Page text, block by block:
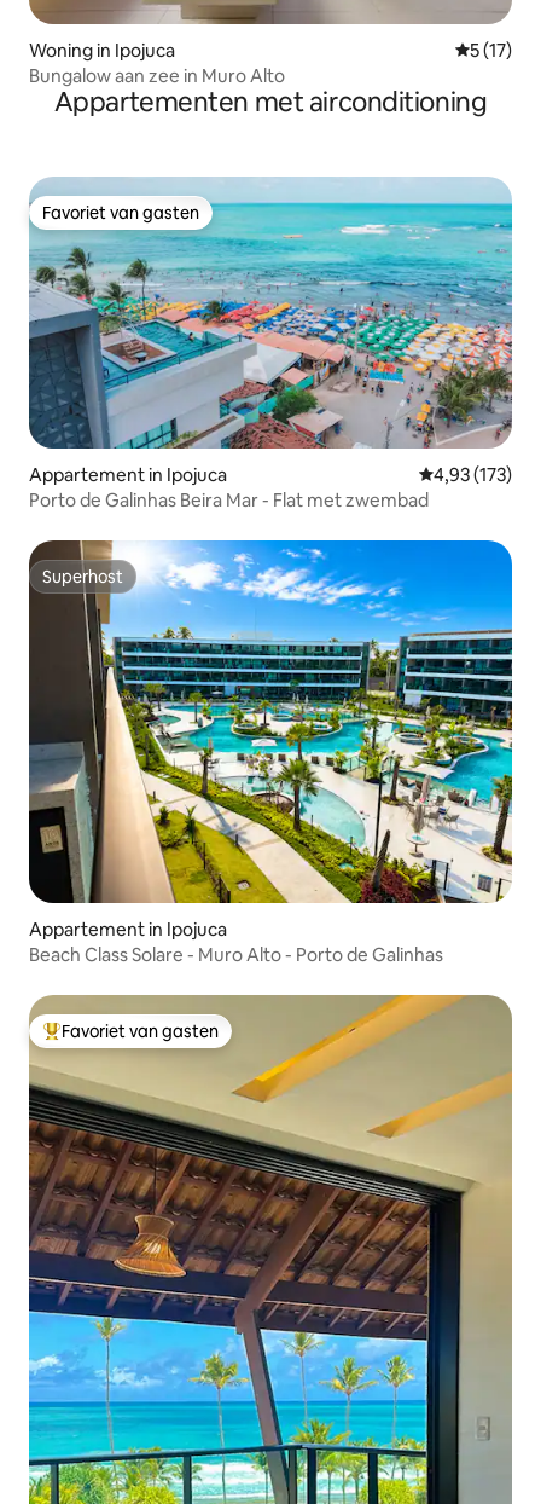
Woning in Ipojuca
5 (17)
Bungalow aan zee in Muro Alto
Appartementen met airconditioning
Favoriet van gasten
Favoriet van gasten
Appartement in Ipojuca Gemiddelde
4,93 (173)
Porto de Galinhas Beira Mar - Flat met zwembad
Superhost
Superhost
Appartement in Ipojuca
Beach Class Solare - Muro Alto - Porto de Galinhas
Topfavoriet van gasten
Favoriet van gasten